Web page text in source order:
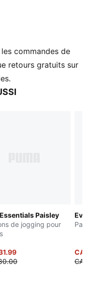
offrent un
manchettes
à votre garde-
de matériaux 100 %
commandes de
retours gratuits sur
Paisley
de jogging pour